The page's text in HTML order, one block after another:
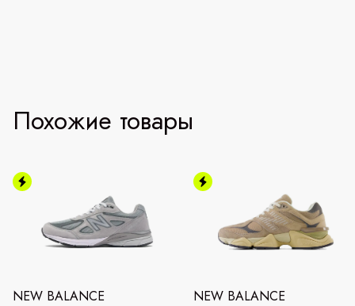
Похожие товары
NEW BALANCE NEW BALANCE